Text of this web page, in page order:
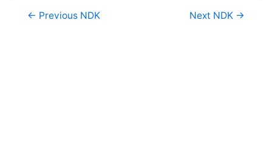
← Previous NDK Next NDK →